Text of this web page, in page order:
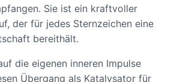
Sie ist ein kraftvoller
der für jedes Sternzeichen eine
bereithält.
die eigenen inneren Impulse
Übergang als Katalysator für